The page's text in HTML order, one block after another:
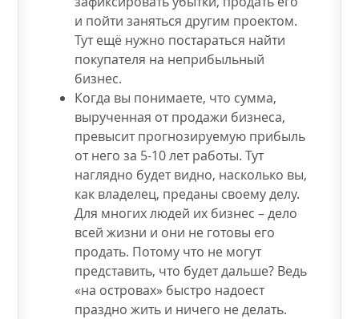
и пойти заняться другим проектом.
Тут ещё нужно постараться найти
покупателя на неприбыльный
бизнес.
Когда вы понимаете, что сумма,
вырученная от продажи бизнеса,
превысит прогнозируемую прибыль
от него за 5-10 лет работы. Тут
наглядно будет видно, насколько вы,
как владелец, преданы своему делу.
Для многих людей их бизнес – дело
всей жизни и они не готовы его
продать. Потому что не могут
представить, что будет дальше? Ведь
«на островах» быстро надоест
праздно жить и ничего не делать.